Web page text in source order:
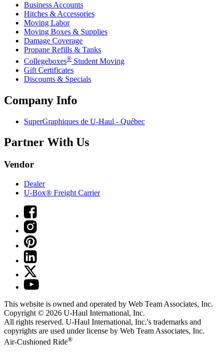
Business Accounts
Hitches & Accessories
Moving Labor
Moving Boxes & Supplies
Damage Coverage
Propane Refills & Tanks
Collegeboxes® Student Moving
Gift Certificates
Discounts & Specials
Company Info
SuperGraphiques de U-Haul - Québec
Partner With Us
Vendor
Dealer
U-Box® Freight Carrier
This website is owned and operated by Web Team Associates, Inc.
Copyright © 2026 U-Haul International, Inc.
All rights reserved. U-Haul International, Inc.'s trademarks and
copyrights are used under license by Web Team Associates, Inc.
Air-Cushioned Ride®